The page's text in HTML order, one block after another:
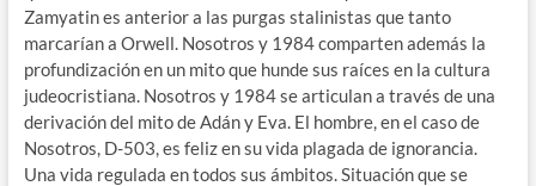
Zamyatin es anterior a las purgas stalinistas que tanto
marcarían a Orwell. Nosotros y 1984 comparten además la
profundización en un mito que hunde sus raíces en la cultura
judeocristiana. Nosotros y 1984 se articulan a través de una
derivación del mito de Adán y Eva. El hombre, en el caso de
Nosotros, D-503, es feliz en su vida plagada de ignorancia.
Una vida regulada en todos sus ámbitos. Situación que se